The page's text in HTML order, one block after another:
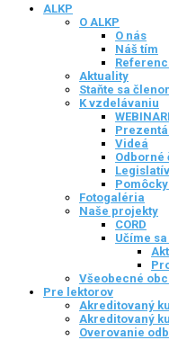
ALKP
O ALKP
O nás
Náš tím
Aktuality
Staňte sa
K vzdelávaniu
Videá
Odborné
Fotogaléria
Naše projekty
CORD
Učíme
Všeobecné
Pre lektorov
Akreditovaný
Akreditovaný
Overovanie